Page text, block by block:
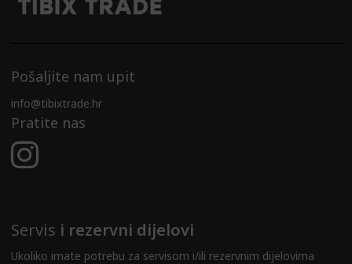
Pošaljite nam upit
info@tibixtrade.hr
Pratite nas
Servis i rezervni dijelovi
Ukoliko imate potrebu za servisom i/ili rezervnim dijelovima